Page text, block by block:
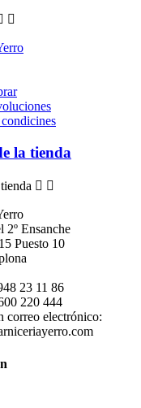

la tienda
 
2º Ensanche
Puesto 10
23 11 86
220 444
correo electrónico: